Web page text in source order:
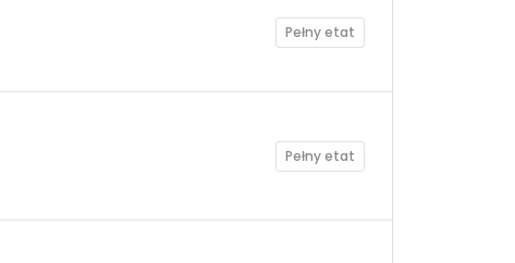
Pełny etat
Pełny etat